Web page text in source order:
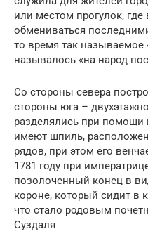
или местом прогулок,
обмениваться
то время так
называлось «на народ
Со стороны севера
стороны юга –
разделялись при помощи
имеют шпиль,
рядов, при этом его
1781 году при
позолоченный конец в
короне, который сидит в
что стало родовым
Суздаля